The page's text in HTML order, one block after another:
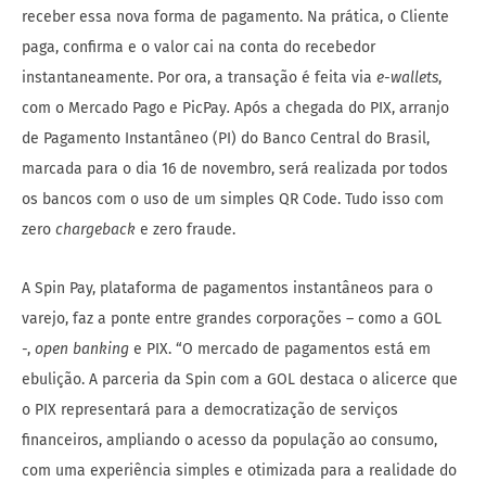
receber essa nova forma de pagamento. Na prática, o Cliente
paga, confirma e o valor cai na conta do recebedor
instantaneamente. Por ora, a transação é feita via e-wallets,
com o Mercado Pago e PicPay. Após a chegada do PIX, arranjo
de Pagamento Instantâneo (PI) do Banco Central do Brasil,
marcada para o dia 16 de novembro, será realizada por todos
os bancos com o uso de um simples QR Code. Tudo isso com
zero chargeback e zero fraude.
A Spin Pay, plataforma de pagamentos instantâneos para o
varejo, faz a ponte entre grandes corporações – como a GOL
-, open banking e PIX. “O mercado de pagamentos está em
ebulição. A parceria da Spin com a GOL destaca o alicerce que
o PIX representará para a democratização de serviços
financeiros, ampliando o acesso da população ao consumo,
com uma experiência simples e otimizada para a realidade do